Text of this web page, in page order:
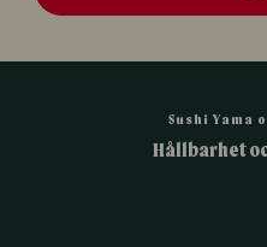
Sushi Yama
Hållbarhet